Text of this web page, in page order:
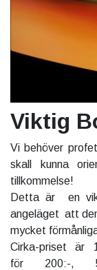
Viktig
Vi behöver
skall kunna
tillkommelse!
Detta är en
angeläget att
mycket
Cirka-priset
för 200:-,